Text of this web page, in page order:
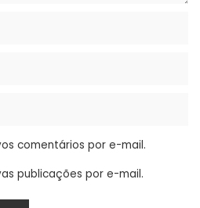
comentários por e-mail.
publicações por e-mail.